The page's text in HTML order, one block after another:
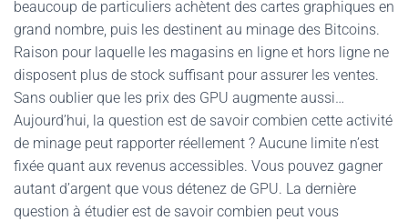
beaucoup de particuliers achètent des cartes graphiques en
grand nombre, puis les destinent au minage des Bitcoins.
Raison pour laquelle les magasins en ligne et hors ligne ne
disposent plus de stock suffisant pour assurer les ventes.
Sans oublier que les prix des GPU augmente aussi…
Aujourd’hui, la question est de savoir combien cette activité
de minage peut rapporter réellement ? Aucune limite n’est
fixée quant aux revenus accessibles. Vous pouvez gagner
autant d’argent que vous détenez de GPU. La dernière
question à étudier est de savoir combien peut vous